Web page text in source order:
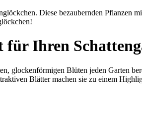
Diese bezaubernden
für Ihren
glockenförmigen Blüten jeden Garten
Blätter machen sie zu einem